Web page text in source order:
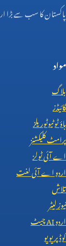
پاکستان کا سب سے بڑا
مواد
بلاگ
گائیڈز
ہاؤ ٹو ٹیوٹوریلز
پرامٹ کلیکشنز
اے آئی ٹولز
اردو اے آئی لغت
تلاش
نیوز لیٹر
اردوAIچیٹ
کوڈ پریویو